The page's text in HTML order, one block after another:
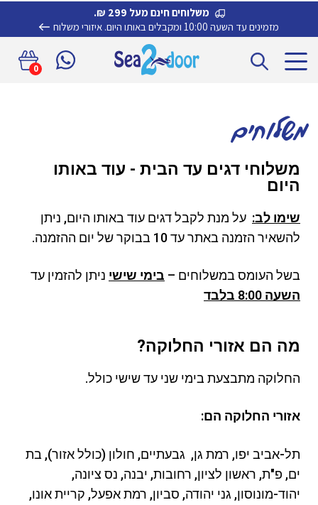
משלוחים חינם מעל 299 ₪.
מזמינים עד השעה 10:00 ומקבלים באותו היום.
איזורי משלוח
0
משלוחים
משלוחי דגים עד הבית - עוד באותו
היום
שימו לב: על מנת לקבל דגים עוד באותו היום, ניתן
להשאיר הזמנה באתר עד 10 בבוקר של יום ההזמנה.
בשל העומס במשלוחים – בימי שישי ניתן להזמין עד
השעה 8:00 בלבד
מה הם אזורי החלוקה?
החלוקה מתבצעת בימי שני עד שישי כולל.
אזורי החלוקה הם:
תל-אביב יפו, רמת גן, גבעתיים, חולון (כולל אזור), בת
ים, פ"ת, ראשון לציון, רחובות, יבנה, נס ציונה,
יהוד-מונוסון, גני יהודה, סביון, רמת אפעל, קריית אונו,